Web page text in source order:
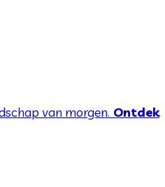
van morgen. Ontdek